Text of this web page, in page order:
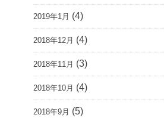
2019年1月 (4)
2018年12月 (4)
2018年11月 (3)
2018年10月 (4)
2018年9月 (5)